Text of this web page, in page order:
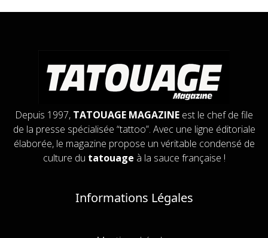
Depuis 1997, TATOUAGE MAGAZINE est le chef de file
de la presse spécialisée “tattoo”. Avec une ligne éditoriale
élaborée, le magazine propose un véritable condensé de
culture du tatouage à la sauce française !
Informations Légales